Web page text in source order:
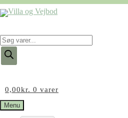
Products
search
0,00kr. 0 varer
Menu